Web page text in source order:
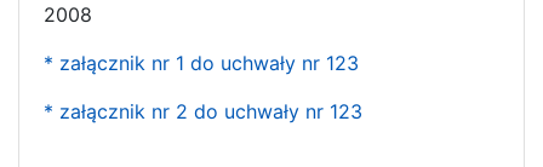
2008
* załącznik nr 1 do uchwały nr 123
* załącznik nr 2 do uchwały nr 123